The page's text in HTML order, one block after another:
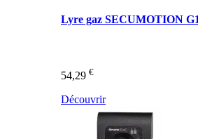
Lyre gaz SECUMOTION
54,29 €
Découvrir